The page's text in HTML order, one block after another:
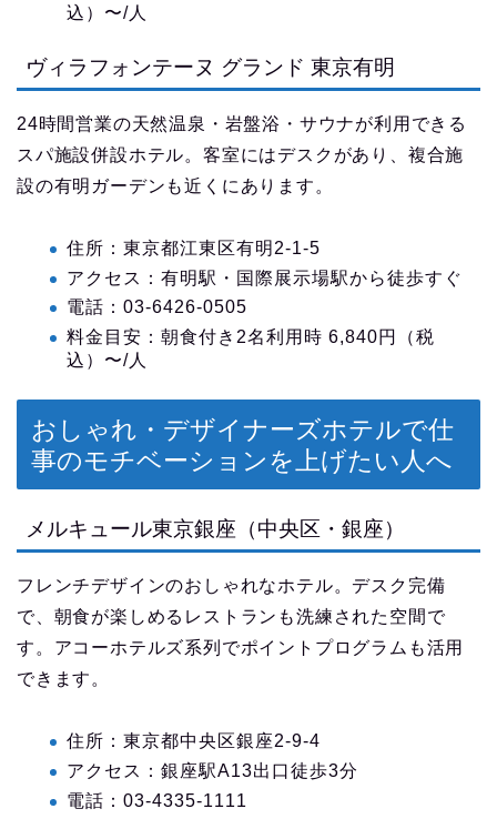
込）〜/人
ヴィラフォンテーヌ グランド 東京有明
24時間営業の天然温泉・岩盤浴・サウナが利用できる
スパ施設併設ホテル。客室にはデスクがあり、複合施
設の有明ガーデンも近くにあります。
住所：東京都江東区有明2-1-5
アクセス：有明駅・国際展示場駅から徒歩すぐ
電話：03-6426-0505
料金目安：朝食付き2名利用時 6,840円（税
込）〜/人
おしゃれ・デザイナーズホテルで仕
事のモチベーションを上げたい人へ
メルキュール東京銀座（中央区・銀座）
フレンチデザインのおしゃれなホテル。デスク完備
で、朝食が楽しめるレストランも洗練された空間で
す。アコーホテルズ系列でポイントプログラムも活用
できます。
住所：東京都中央区銀座2-9-4
アクセス：銀座駅A13出口徒歩3分
電話：03-4335-1111